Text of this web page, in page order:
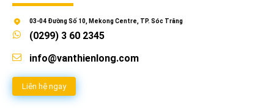
03-04 Đường Số 10, Mekong Centre, TP. Sóc Trăng
(0299) 3 60 2345
info@vanthienlong.com
Liên hệ ngay